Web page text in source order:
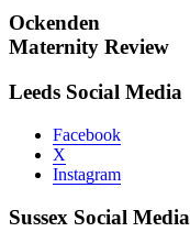
Ockenden
Maternity Review
Leeds Social Media
Facebook
X
Instagram
Sussex Social Media